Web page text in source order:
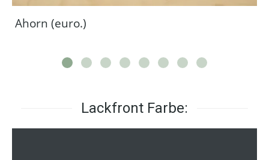
Ahorn (euro.)
Lackfront Farbe: